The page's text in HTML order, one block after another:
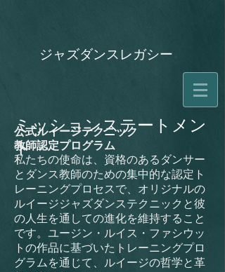
ジャズダンスレガシー
ミッションステートメン
ト
公式ルイージテクニック
教師認定プログラム
私たちの使命は、資格のあるダンサー
とダンス教師のための集中的な認定ト
レーニングプロセスで、オリジナルの
ルイージジャズダンステクニックと彼
の人生を通しての進化を維持すること
です。ユージン・ルイス・ファシウッ
トの作品に基づいたトレーニングプロ
グラムを通じて、ルイージの哲学と革